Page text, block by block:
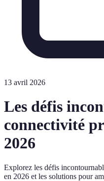
13 avril 2026
Les défis
connectivité
2026
Explorez les défis
en 2026 et les solutions pour